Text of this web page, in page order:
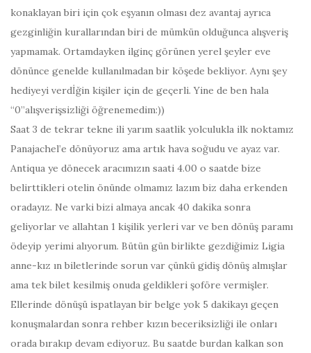
konaklayan biri için çok eşyanın olması dez avantaj ayrıca
gezginliğin kurallarından biri de mümkün olduğunca alışveriş
yapmamak. Ortamdayken ilginç görünen yerel şeyler eve
dönünce genelde kullanılmadan bir köşede bekliyor. Aynı şey
hediyeyi verdİğin kişiler için de geçerli. Yine de ben hala
“0”alışverişsizliği öğrenemedim:))
Saat 3 de tekrar tekne ili yarım saatlik yolculukla ilk noktamız
Panajachel’e dönüyoruz ama artık hava soğudu ve ayaz var.
Antiqua ye dönecek aracımızın saati 4.00 o saatde bize
belirttikleri otelin önünde olmamız lazım biz daha erkenden
oradayız. Ne varki bizi almaya ancak 40 dakika sonra
geliyorlar ve allahtan 1 kişilik yerleri var ve ben dönüş paramı
ödeyip yerimi alıyorum. Bütün gün birlikte gezdiğimiz Ligia
anne-kız ın biletlerinde sorun var çünkü gidiş dönüş almışlar
ama tek bilet kesilmiş onuda geldikleri şoföre vermişler.
Ellerinde dönüşü ispatlayan bir belge yok 5 dakikayı geçen
konuşmalardan sonra rehber kızın beceriksizliği ile onları
orada bırakıp devam ediyoruz. Bu saatde burdan kalkan son